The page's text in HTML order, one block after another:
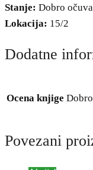
Stanje: Dobro
Lokacija: 15/2
Dodatne
Ocena knjige
Povezani